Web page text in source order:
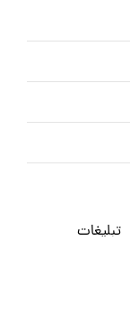
تبلیغات